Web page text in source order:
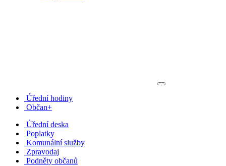
Úřední hodiny
Občan+
Úřední deska
Poplatky
Komunální služby
Zpravodaj
Podněty občanů